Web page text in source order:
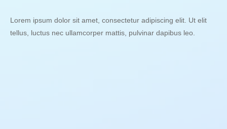
Lorem ipsum dolor sit amet, consectetur adipiscing elit. Ut elit
tellus, luctus nec ullamcorper mattis, pulvinar dapibus leo.